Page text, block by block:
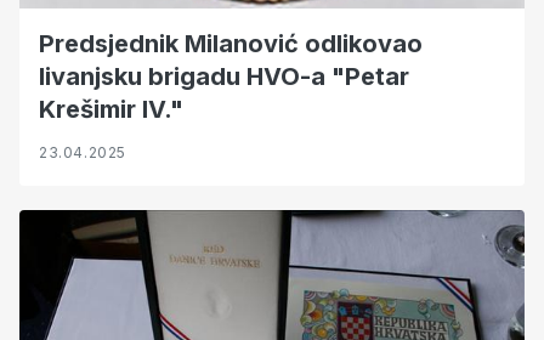
Predsjednik Milanović odlikovao
livanjsku brigadu HVO-a "Petar
Krešimir IV."
23.04.2025